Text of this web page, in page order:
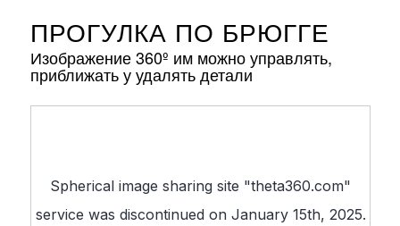
ПРОГУЛКА ПО БРЮГГЕ
Изображение 360º им можно управлять,
приближать у удалять детали